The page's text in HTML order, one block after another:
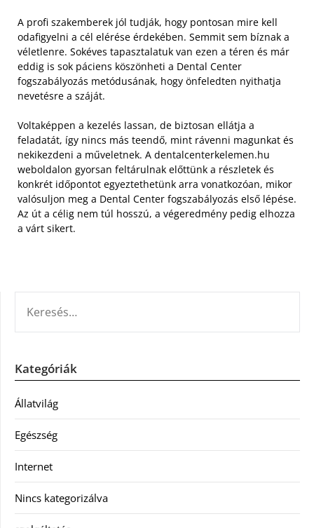
A profi szakemberek jól tudják, hogy pontosan mire kell
odafigyelni a cél elérése érdekében. Semmit sem bíznak a
véletlenre. Sokéves tapasztalatuk van ezen a téren és már
eddig is sok páciens köszönheti a Dental Center
fogszabályozás metódusának, hogy önfeledten nyithatja
nevetésre a száját.
Voltaképpen a kezelés lassan, de biztosan ellátja a
feladatát, így nincs más teendő, mint rávenni magunkat és
nekikezdeni a műveletnek. A dentalcenterkelemen.hu
weboldalon gyorsan feltárulnak előttünk a részletek és
konkrét időpontot egyeztethetünk arra vonatkozóan, mikor
valósuljon meg a Dental Center fogszabályozás első lépése.
Az út a célig nem túl hosszú, a végeredmény pedig elhozza
a várt sikert.
Kategóriák
Állatvilág
Egészség
Internet
Nincs kategorizálva